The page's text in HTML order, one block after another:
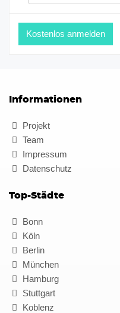
Informationen
Projekt
Team
Impressum
Datenschutz
Top-Städte
Bonn
Köln
Berlin
München
Hamburg
Stuttgart
Koblenz